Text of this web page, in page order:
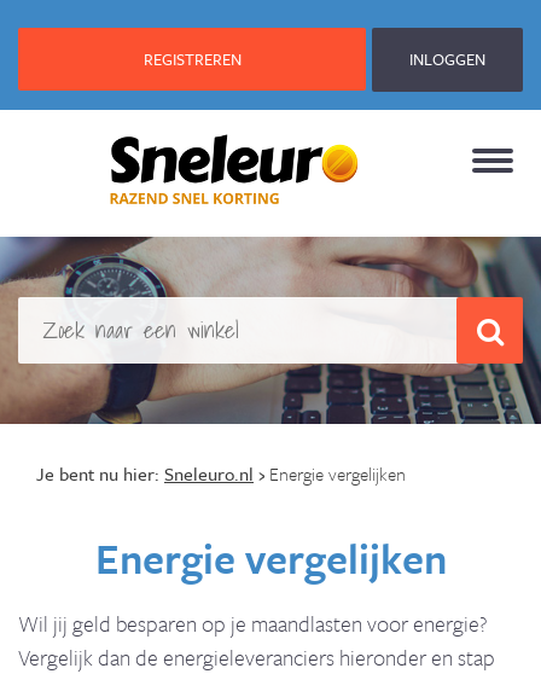
REGISTREREN INLOGGEN
Je bent nu hier: Sneleuro.nl › Energie vergelijken
Energie vergelijken
Wil jij geld besparen op je maandlasten voor energie?
Vergelijk dan de energieleveranciers hieronder en stap